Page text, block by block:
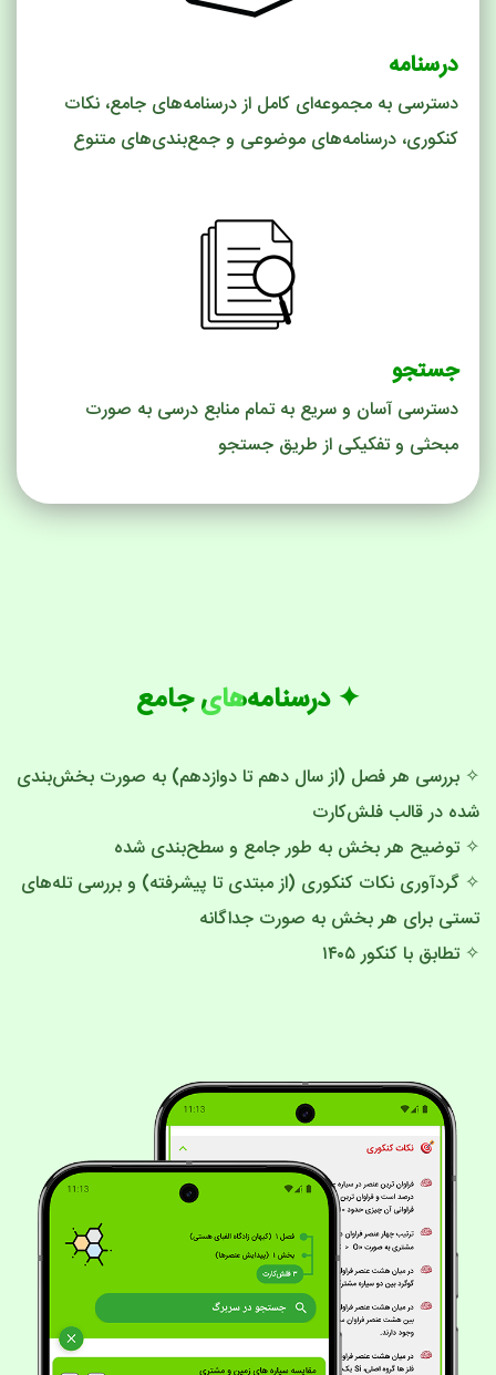
درسنامه
دسترسی به مجموعه‌ای کامل از درسنامه‌های جامع، نکات
کنکوری، درسنامه‌های موضوعی و جمع‌بندی‌های متنوع
جستجو
دسترسی آسان و سریع به تمام منابع درسی به صورت
مبحثی و تفکیکی از طریق جستجو
✦ درسنامه‌های جامع
✧ بررسی هر فصل (از سال دهم تا دوازدهم) به صورت بخش‌بندی
شده در قالب فلش‌کارت
✧ توضیح هر بخش به طور جامع و سطح‌بندی شده
✧ گردآوری نکات کنکوری (از مبتدی تا پیشرفته) و بررسی تله‌های
تستی برای هر بخش به صورت جداگانه
✧ تطابق با کنکور ۱۴۰۵